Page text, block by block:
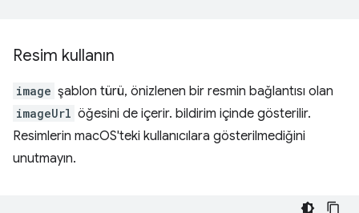
Resim kullanın
image şablon türü, önizlenen bir resmin bağlantısı olan
imageUrl öğesini de içerir. bildirim içinde gösterilir.
Resimlerin macOS'teki kullanıcılara gösterilmediğini
unutmayın.